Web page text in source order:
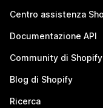
Centro assistenza
Documentazione API
Community di Shopify
Blog di Shopify
Ricerca